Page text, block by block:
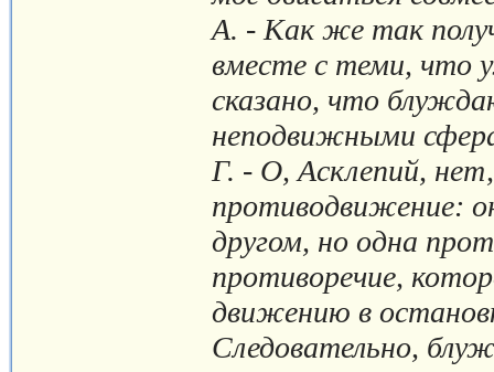
А. - Как же так
вместе с теми, что
сказано, что
неподвижными
Г. - О, Асклепий,
противодвижение:
другом, но одна
противоречие,
движению в
Следовательно,